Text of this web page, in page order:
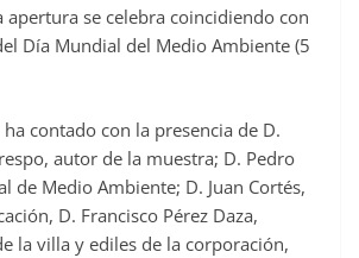
apertura se celebra coincidiendo con
Día Mundial del Medio Ambiente (5
contado con la presencia de D.
autor de la muestra; D. Pedro
de Medio Ambiente; D. Juan Cortés,
D. Francisco Pérez Daza,
la villa y ediles de la corporación,